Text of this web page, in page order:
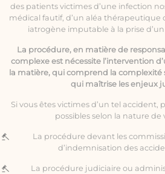
des patients victimes d’une infection
médical fautif, d’un aléa thérapeutique
iatrogène imputable à la prise
La procédure, en matière de
complexe est nécessite l’intervention
la matière, qui comprend la complexité
qui maîtrise les enjeux
Si vous êtes victimes d’un tel accident,
possibles selon la nature de
La procédure devant les
d’indemnisation des
La procédure judiciaire ou